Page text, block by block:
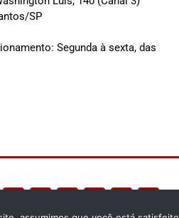
SP
Segunda à sexta, das